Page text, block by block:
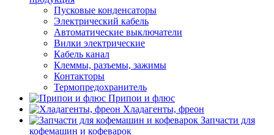
Пусковые конденсаторы
Электрический кабель
Автоматические выключатели
Вилки электрические
Кабель канал
Клеммы, разъемы, зажимы
Контакторы
Термопредохранитель
Припои и флюс
Хладагенты, фреон
Запчасти для
кофемашин и кофеварок